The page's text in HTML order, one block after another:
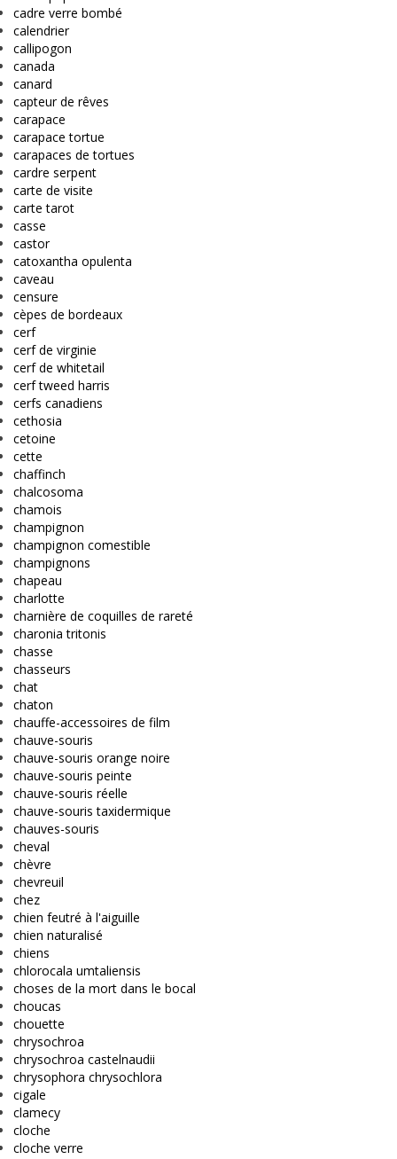
cadre verre bombé
calendrier
callipogon
canada
canard
capteur de rêves
carapace
carapace tortue
carapaces de tortues
cardre serpent
carte de visite
carte tarot
casse
castor
catoxantha opulenta
caveau
censure
cèpes de bordeaux
cerf
cerf de virginie
cerf de whitetail
cerf tweed harris
cerfs canadiens
cethosia
cetoine
cette
chaffinch
chalcosoma
chamois
champignon
champignon comestible
champignons
chapeau
charlotte
charnière de coquilles de rareté
charonia tritonis
chasse
chasseurs
chat
chaton
chauffe-accessoires de film
chauve-souris
chauve-souris orange noire
chauve-souris peinte
chauve-souris réelle
chauve-souris taxidermique
chauves-souris
cheval
chèvre
chevreuil
chez
chien feutré à l'aiguille
chien naturalisé
chiens
chlorocala umtaliensis
choses de la mort dans le bocal
choucas
chouette
chrysochroa
chrysochroa castelnaudii
chrysophora chrysochlora
cigale
clamecy
cloche
cloche verre